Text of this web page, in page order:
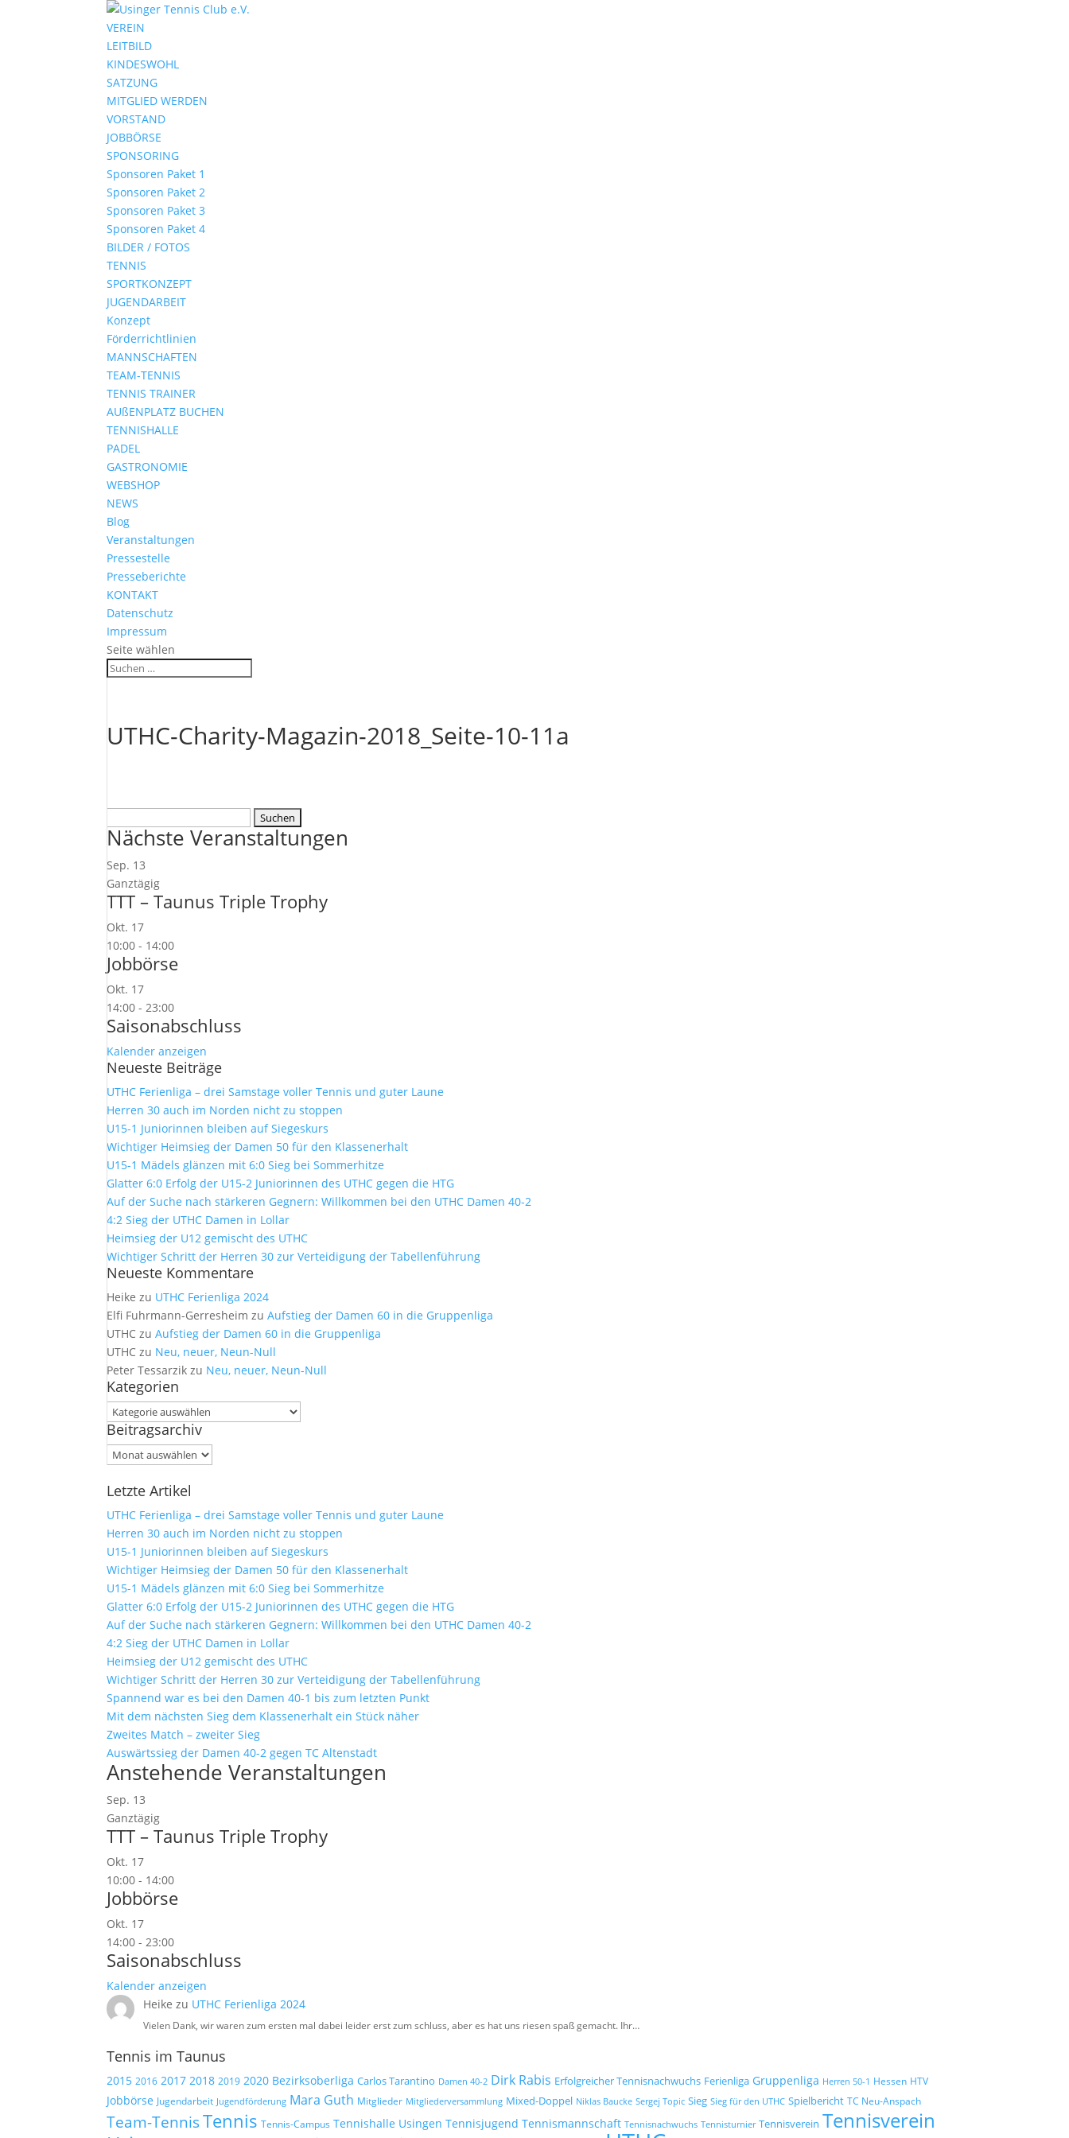
VEREIN
LEITBILD
KINDESWOHL
SATZUNG
MITGLIED WERDEN
VORSTAND
JOBBÖRSE
SPONSORING
Sponsoren Paket 1
Sponsoren Paket 2
Sponsoren Paket 3
Sponsoren Paket 4
BILDER / FOTOS
TENNIS
SPORTKONZEPT
JUGENDARBEIT
Konzept
Förderrichtlinien
MANNSCHAFTEN
TEAM-TENNIS
TENNIS TRAINER
AUßENPLATZ BUCHEN
TENNISHALLE
PADEL
GASTRONOMIE
WEBSHOP
NEWS
Blog
Veranstaltungen
Pressestelle
Presseberichte
KONTAKT
Datenschutz
Impressum
Seite wählen
UTHC-Charity-Magazin-2018_Seite-10-11a
nach:
Nächste Veranstaltungen
Sep. 13
Ganztägig
TTT – Taunus Triple Trophy
Okt. 17
10:00 - 14:00
Jobbörse
Okt. 17
14:00 -23:00
Saisonabschluss
Kalender anzeigen
Neueste Beiträge
UTHC Ferienliga – drei Samstage voller Tennis und guter Laune
Herren 30 auch im Norden nicht zu stoppen
U15-1 Juniorinnen bleiben auf Siegeskurs
Wichtiger Heimsieg der Damen 50 für den Klassenerhalt
U15-1 Mädels glänzen mit 6:0 Sieg bei Sommerhitze
Glatter 6:0 Erfolg der U15-2 Juniorinnen des UTHC gegen die HTG
Auf der Suche nach stärkeren Gegnern: Willkommen bei den UTHC Damen 40-2
4:2 Sieg der UTHC Damen in Lollar
Heimsieg der U12 gemischt des UTHC
Wichtiger Schritt der Herren 30 zur Verteidigung der Tabellenführung
Neueste Kommentare
Heike zu UTHC Ferienliga 2024
Elfi Fuhrmann-Gerresheim zuAufstieg der Damen 60 in die Gruppenliga
UTHC zuAufstieg der Damen 60 in die Gruppenliga
UTHC zu Neu, neuer, Neun-Null
Peter Tessarzik zu Neu, neuer, Neun-Null
Kategorien
Kategorien
Beitragsarchiv
Beitragsarchiv
Letzte Artikel
UTHC Ferienliga – drei Samstage voller Tennis und guter Laune
Herren 30 auch im Norden nicht zu stoppen
U15-1 Juniorinnen bleiben auf Siegeskurs
Wichtiger Heimsieg der Damen 50 für den Klassenerhalt
U15-1 Mädels glänzen mit 6:0 Sieg bei Sommerhitze
Glatter 6:0 Erfolg der U15-2 Juniorinnen des UTHC gegen die HTG
Auf der Suche nach stärkeren Gegnern: Willkommen bei den UTHC Damen 40-2
4:2 Sieg der UTHC Damen in Lollar
Heimsieg der U12 gemischt des UTHC
Wichtiger Schritt der Herren 30 zur Verteidigung der Tabellenführung
Spannend war es bei den Damen 40-1 bis zum letzten Punkt
Mit dem nächsten Sieg dem Klassenerhalt ein Stück näher
Zweites Match – zweiter Sieg
Auswärtssieg der Damen 40-2 gegen TC Altenstadt
Anstehende Veranstaltungen
Sep. 13
Ganztägig
TTT – Taunus Triple Trophy
Okt. 17
10:00 - 14:00
Jobbörse
Okt. 17
14:00 -23:00
Saisonabschluss
Kalender anzeigen
Heike zu UTHC Ferienliga 2024
Vielen Dank, wir waren zum ersten mal dabei leider erst zum schluss, aber es hat uns riesen spaß gemacht. Ihr…
Tennis im Taunus
2015 2016 2017 2018 2019 2020 Bezirksoberliga Carlos Tarantino Damen 40-2 Dirk Rabis Erfolgreicher Tennisnachwuchs Ferienliga Gruppenliga Herren 50-1 Hessen HTV
Jobbörse Jugendarbeit Jugendförderung Mara Guth Mitglieder Mitgliederversammlung Mixed-Doppel Niklas Baucke Sergej Topic Sieg Sieg für den UTHC Spielbericht TC Neu-Anspach
Team-TennisTennis Tennis-Campus Tennishalle Usingen Tennisjugend Tennismannschaft Tennisnachwuchs Tennisturnier Tennisverein Tennisverein